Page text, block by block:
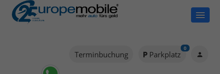
Terminbuchung Parkplatz
0